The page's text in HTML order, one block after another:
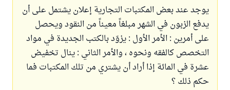
يوجد عند بعض المكتبات التجارية إعلان يشتمل على أن
يدفع الزبون في الشهر مبلغاً معيناً من النقود ويحصل
على أمرين : الأمر الأول : يزوّد بالكتب الجديدة في مواد
التخصص كالفقه ونحوه ، والأمر الثاني : ينال تخفيض
عشرة في المائة إذا أراد أن يشتري من تلك المكتبات فما
حكم ذلك ؟